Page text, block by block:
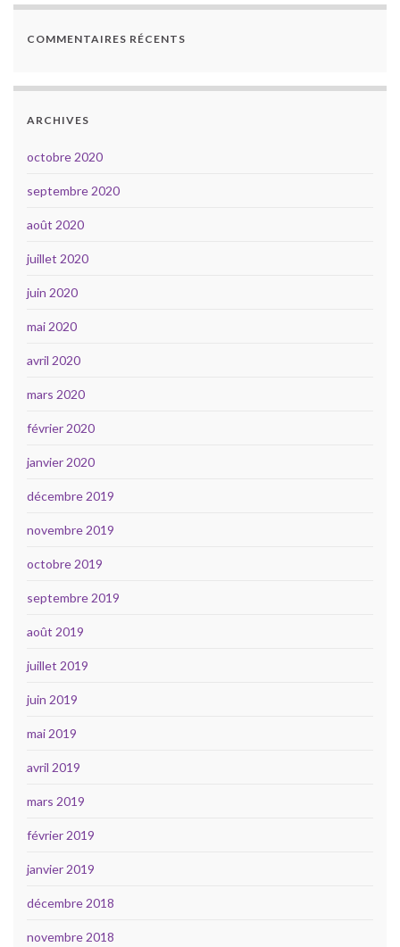
COMMENTAIRES RÉCENTS
ARCHIVES
octobre 2020
septembre 2020
août 2020
juillet 2020
juin 2020
mai 2020
avril 2020
mars 2020
février 2020
janvier 2020
décembre 2019
novembre 2019
octobre 2019
septembre 2019
août 2019
juillet 2019
juin 2019
mai 2019
avril 2019
mars 2019
février 2019
janvier 2019
décembre 2018
novembre 2018